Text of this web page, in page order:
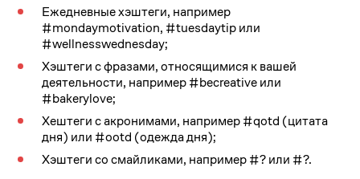
Ежедневные хэштеги, например
#mondaymotivation, #tuesdaytip или
#wellnesswednesday;
Хэштеги с фразами, относящимися к вашей
деятельности, например #becreative или
#bakerylove;
Хештеги с акронимами, например #qotd (цитата
дня) или #ootd (одежда дня);
Хэштеги со смайликами, например #? или #?.